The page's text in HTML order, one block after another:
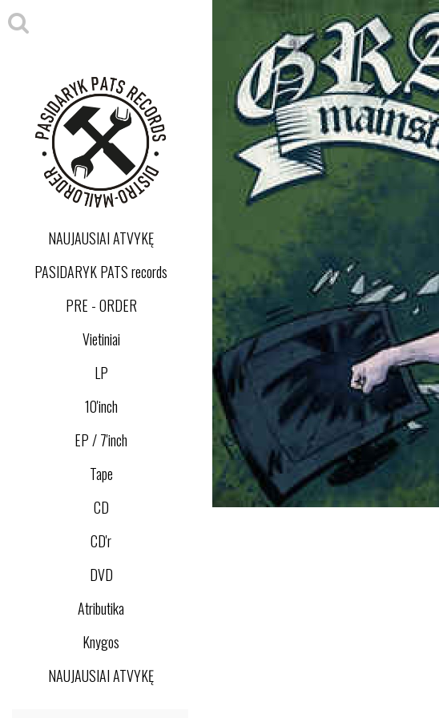
NAUJAUSIAI ATVYKĘ
PASIDARYK PATS records
PRE - ORDER
Vietiniai
LP
10'inch
EP / 7'inch
Tape
CD
CD'r
DVD
Atributika
Knygos
NAUJAUSIAI ATVYKĘ